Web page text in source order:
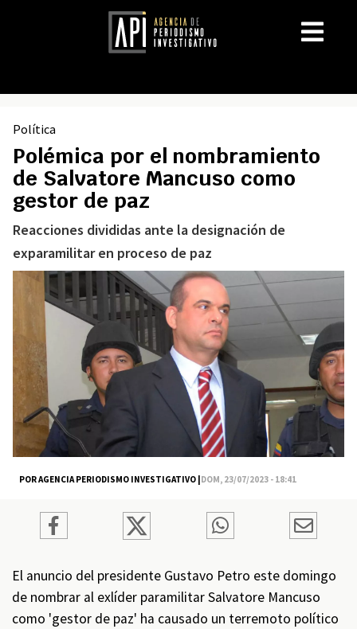
Política
Polémica por el nombramiento
de Salvatore Mancuso como
gestor de paz
Reacciones divididas ante la designación de
exparamilitar en proceso de paz
POR AGENCIA PERIODISMO INVESTIGATIVO |DOM, 23/07/2023 - 18:41
El anuncio del presidente Gustavo Petro este domingo
de nombrar al exlíder paramilitar Salvatore Mancuso
como 'gestor de paz' ha causado un terremoto político